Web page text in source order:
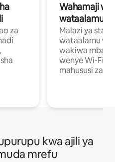
za
Wahamaji
wataalamu
Malazi ya
wataalamu
wakiwa mbali
wenye Wi-Fi
mahususi za
kwa ajili ya
mrefu